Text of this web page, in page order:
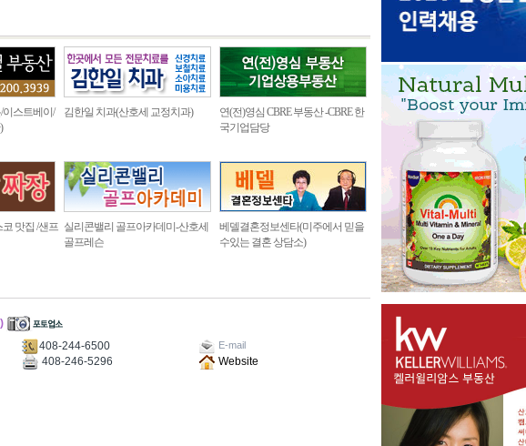
스트베이/
김한일 치과(산호세 교정치과)
연(전)영심 CBRE 부동산 -CBRE 한
국기업담당
맛집 /샌프 실리콘밸리 골프아카데미-산호세
골프레슨
베델결혼정보센타(미주에서 믿을
수있는 결혼 상담소)
408-244-6500
E-mail
408-246-5296 Website